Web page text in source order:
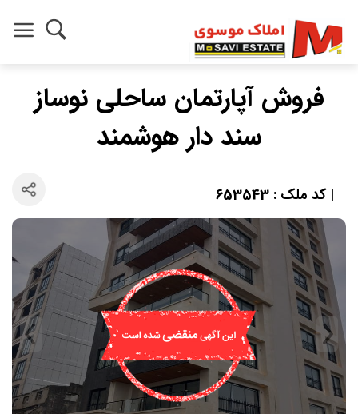
فروش آپارتمان ساحلی نوساز
سند دار هوشمند
| کد ملک : 653543